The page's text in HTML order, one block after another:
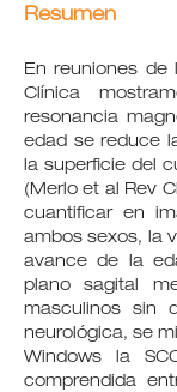
Resumen
En reuniones de
Clínica
resonancia
edad se reduce
la superficie del
(Merlo et al Rev
cuantificar en
ambos sexos, la
avance de la
plano sagital
masculinos sin
neurológica, se
Windows la
comprendida